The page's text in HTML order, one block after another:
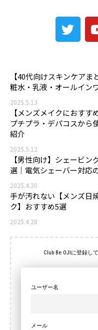
【40代向けスキンケアま
粧水・乳液・オールイン
2025.5.13
【メンズメイクにおすす
プチプラ・デパコスから
紹介
2025.5.12
【男性向け】シェービン
選｜電気シェーバー対応
2025.4.30
手が汚れない【メンズ日
ク】おすすめ5選
2025.4.28
Club Be OJIに登録し
ユーザー名
メール